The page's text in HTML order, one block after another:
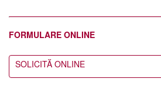
FORMULARE ONLINE
SOLICITĂ ONLINE